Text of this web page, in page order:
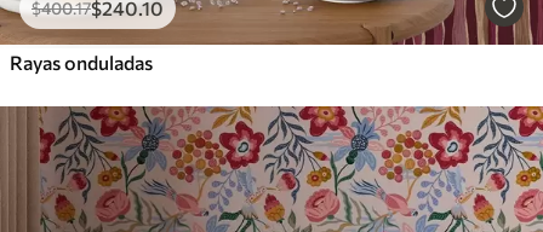
$400.17$240.10
Rayas onduladas